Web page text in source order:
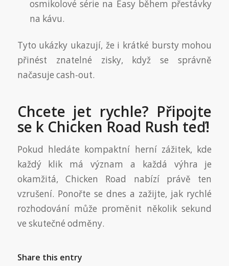
osmikolové série na Easy během přestávky
na kávu.
Tyto ukázky ukazují, že i krátké bursty mohou
přinést znatelné zisky, když se správně
načasuje cash‑out.
Chcete jet rychle? Připojte
se k Chicken Road Rush teď!
Pokud hledáte kompaktní herní zážitek, kde
každý klik má význam a každá výhra je
okamžitá, Chicken Road nabízí právě ten
vzrušení. Ponořte se dnes a zažijte, jak rychlé
rozhodování může proměnit několik sekund
ve skutečné odměny.
Share this entry